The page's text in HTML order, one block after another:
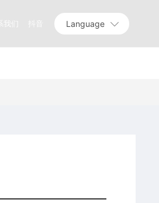
们 抖音 Language